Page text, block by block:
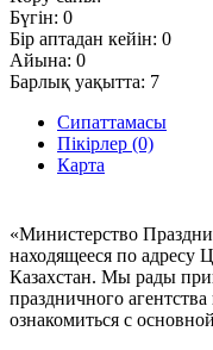
Бүгін: 0
Бір аптадан кейін: 0
Айына: 0
Барлық уақытта: 7
Сипаттамасы
Пікірлер (0)
Карта
«Министерство
находящееся по адресу
Казахстан. Мы рады
праздничного
ознакомиться с